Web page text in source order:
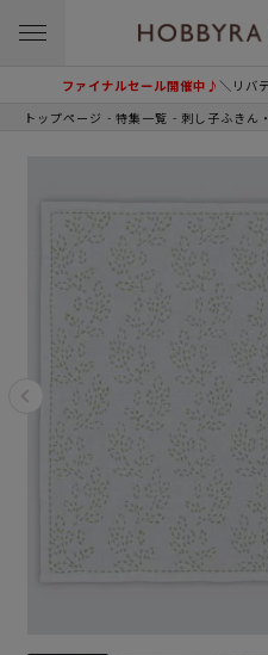
ファイナルセール開催中♪＼リバ
トップページ 特集一覧 刺し子ふきん